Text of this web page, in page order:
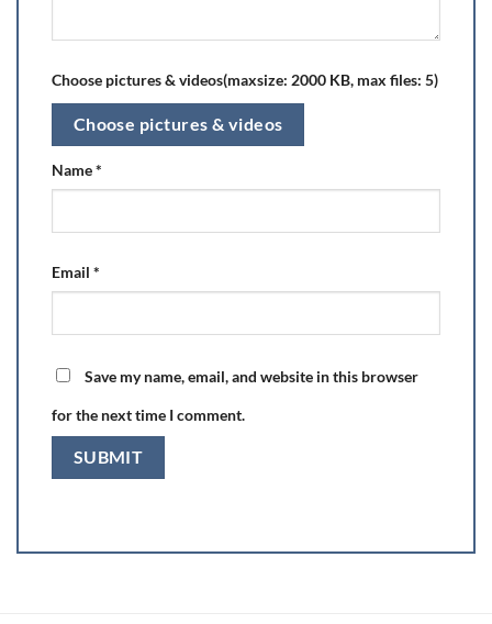
Choose pictures & videos(maxsize: 2000 KB, max files: 5)
Choose pictures & videos
Name*
Email *
Save my name, email, and website in this browser
for the next time I comment.